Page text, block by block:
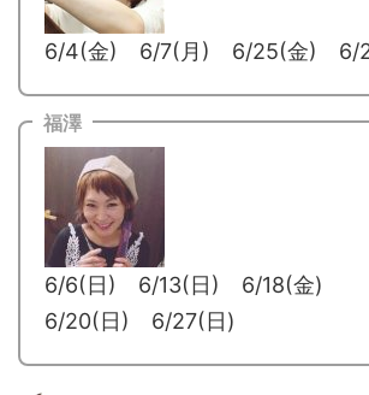
6/4(金) 6/7(月) 6/25(金) 6/
福澤
6/6(日) 6/13(日) 6/18(金)
6/20(日) 6/27(日)